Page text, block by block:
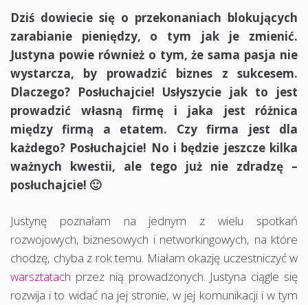
Dziś dowiecie się o przekonaniach blokujących
zarabianie pieniędzy, o tym jak je zmienić.
Justyna powie również o tym, że sama pasja nie
wystarcza, by prowadzić biznes z sukcesem.
Dlaczego? Posłuchajcie! Usłyszycie jak to jest
prowadzić własną firmę i jaka jest różnica
między firmą a etatem. Czy firma jest dla
każdego? Posłuchajcie! No i będzie jeszcze kilka
ważnych kwestii, ale tego już nie zdradzę –
posłuchajcie! 🙂
Justynę poznałam na jednym z wielu spotkań
rozwojowych, biznesowych i networkingowych, na które
chodzę, chyba z rok temu. Miałam okazję uczestniczyć w
warsztatach przez nią prowadzonych. Justyna ciągle się
rozwija i to widać na jej stronie, w jej komunikacji i w tym